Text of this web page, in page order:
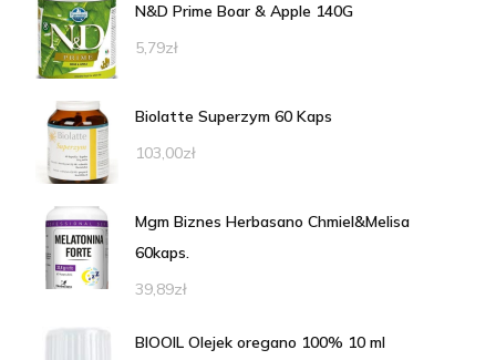
N&D Prime Boar & Apple 140G
5,79zł
Biolatte Superzym 60 Kaps
103,00zł
Mgm Biznes Herbasano Chmiel&Melisa
60kaps.
39,89zł
BIOOIL Olejek oregano 100% 10 ml